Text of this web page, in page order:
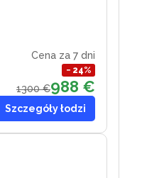
Cena za 7 dni
− 24%
1300 €988 €
Szczegóły łodzi